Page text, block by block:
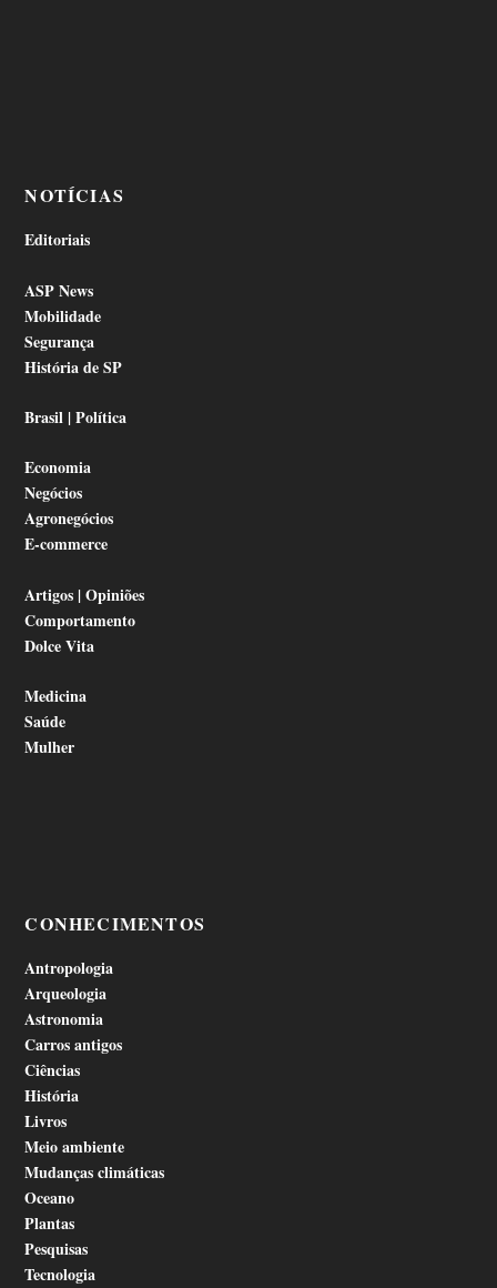
NOTÍCIAS
Editoriais
ASP News
Mobilidade
Segurança
História de SP
Brasil | Política
Economia
Negócios
Agronegócios
E-commerce
Artigos | Opiniões
Comportamento
Dolce Vita
Medicina
Saúde
Mulher
CONHECIMENTOS
Antropologia
Arqueologia
Astronomia
Carros antigos
Ciências
História
Livros
Meio ambiente
Mudanças climáticas
Oceano
Plantas
Pesquisas
Tecnologia